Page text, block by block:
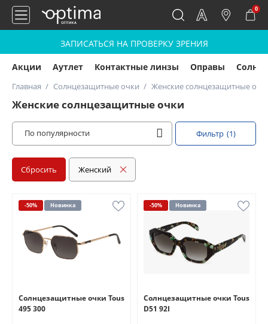
0
ЗАПИСАТЬСЯ НА ПРОВЕРКУ ЗРЕНИЯ
Акции Аутлет Контактные линзы Оправы
Главная Солнцезащитные очки Женские солнцезащитные
Женские солнцезащитные очки
По популярности Фильтр (1)
Сбросить Женский
-50% Новинка
Солнцезащитные очки Tous
495 300
-50% Новинка
Солнцезащитные очки Tous
D51 92I